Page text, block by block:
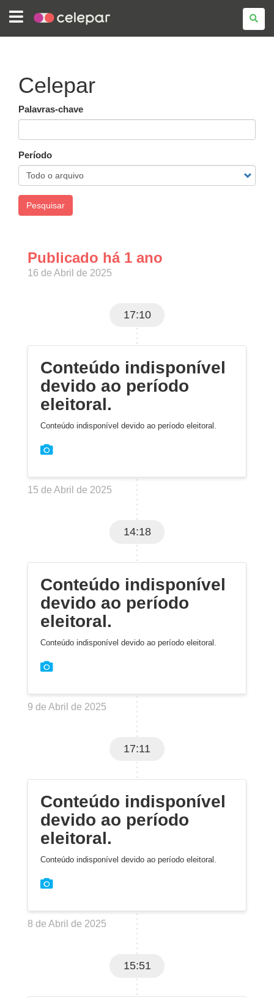
COMPANHIA
DE
PARANÁ
-
Celepar
Palavras-chave
Período
Pesquisar
Publicado há 1 ano
16 de Abril de 2025
17:10
Conteúdo indisponível
devido ao período
eleitoral.
Conteúdo indisponível devido ao período eleitoral.
15 de Abril de 2025
14:18
Conteúdo indisponível
devido ao período
eleitoral.
Conteúdo indisponível devido ao período eleitoral.
9 de Abril de 2025
17:11
Conteúdo indisponível
devido ao período
eleitoral.
Conteúdo indisponível devido ao período eleitoral.
8 de Abril de 2025
15:51